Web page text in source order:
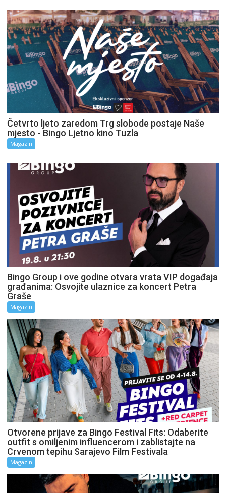
Četvrto ljeto zaredom Trg slobode postaje Naše
mjesto - Bingo Ljetno kino Tuzla
Magazin
Bingo Group i ove godine otvara vrata VIP događaja
građanima: Osvojite ulaznice za koncert Petra
Graše
Magazin
Otvorene prijave za Bingo Festival Fits: Odaberite
outfit s omiljenim influencerom i zablistajte na
Crvenom tepihu Sarajevo Film Festivala
Magazin